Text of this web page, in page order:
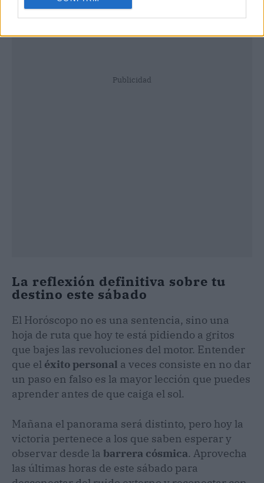
Publicidad
La reflexión definitiva sobre tu
destino este sábado
El Horóscopo no es una sentencia, sino una
hoja de ruta que hoy te está pidiendo a gritos
que bajes las revoluciones del motor. Entender
que el éxito personal a veces consiste en no dar
un paso en falso es la mayor lección que puedes
aprender antes de que caiga el sol.
Mañana el panorama será distinto, pero hoy la
victoria pertenece a los que saben esperar y
observar desde la barrera cósmica. Aprovecha
las últimas horas de este sábado para